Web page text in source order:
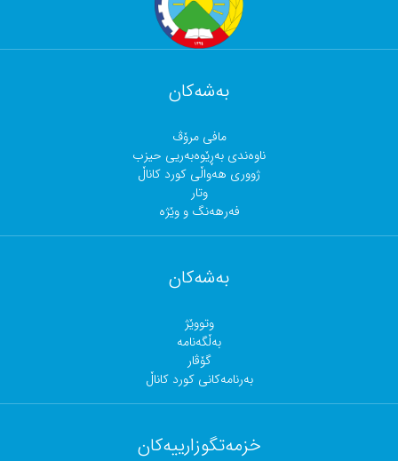
بەشەکان
مافی مرۆڤ
ناوەندی بەڕێوەبەریی حیزب
ژووری هەواڵی کورد کاناڵ
وتار
فەرهەنگ و وێژە
بەشەکان
وتووێژ
بەڵگەنامە
گۆڤار
بەرنامەکانی کورد کاناڵ
خزمەتگوزارییەکان